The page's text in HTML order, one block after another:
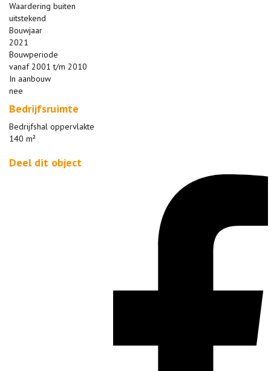
Waardering buiten
uitstekend
Bouwjaar
2021
Bouwperiode
vanaf 2001 t/m 2010
In aanbouw
nee
Bedrijfsruimte
Bedrijfshal oppervlakte
140 m²
Deel dit object